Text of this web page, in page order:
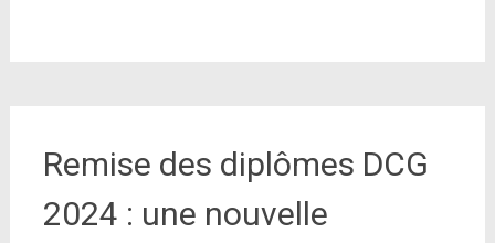
Remise des diplômes DCG
2024 : une nouvelle